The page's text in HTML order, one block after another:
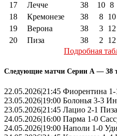
17
Лечче 38 10 8
18
Кремонезе 38 8 10
19
Верона 38 3 12
20
Пиза 38 2 12
Подробная
Следующие матчи Серии А — 38
22.05.2026|21:45 Фиорентина 1-
23.05.2026|19:00 Болонья 3-3
23.05.2026|21:45 Лацио 2-1 Пиза
24.05.2026|16:00 Парма 1-0
24.05.2026|19:00 Наполи 1-0